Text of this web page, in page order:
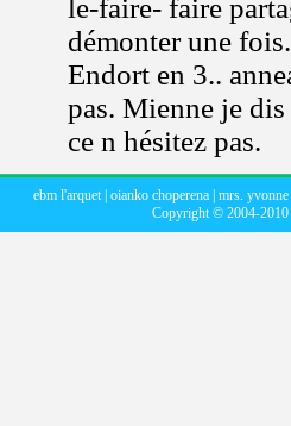
le-faire- faire
démonter une
Endort en 3..
pas. Mienne je
ce n hésitez pas.
ebm l'arquet| oianko choperena mrs. yvonne
Copyright © 2004-2010